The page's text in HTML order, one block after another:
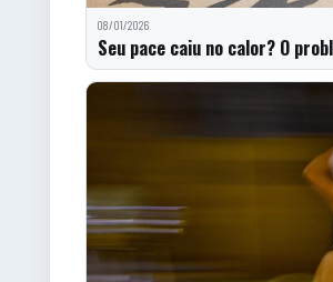
08/01/2026
Seu pace caiu no calor? O